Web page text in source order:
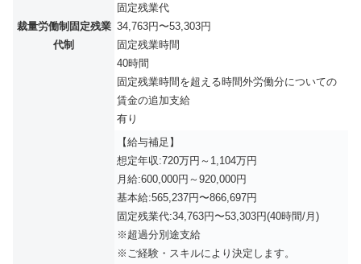
裁量労働制固定残業
代制
固定残業代
34,763円〜53,303円
固定残業時間
40時間
固定残業時間を超える時間外労働分についての
賃金の追加支給
有り
【給与補足】
想定年収:720万円～1,104万円
月給:600,000円～920,000円
基本給:565,237円〜866,697円
固定残業代:34,763円〜53,303円(40時間/月)
※超過分別途支給
※ご経験・スキルにより決定します。